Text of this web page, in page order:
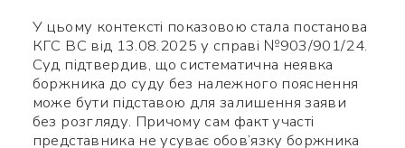
У цьому контексті показовою стала постанова
КГС ВС від 13.08.2025 у справі №903/901/24.
Суд підтвердив, що систематична неявка
боржника до суду без належного пояснення
може бути підставою для залишення заяви
без розгляду. Причому сам факт участі
представника не усуває обов’язку боржника